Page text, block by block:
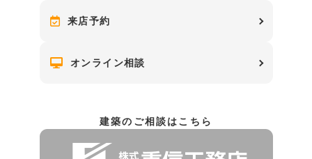
来店予約
オンライン相談
建築のご相談はこちら